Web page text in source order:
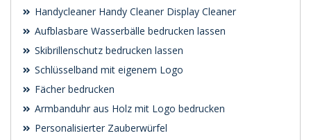
Handycleaner Handy Cleaner Display Cleaner
Aufblasbare Wasserbälle bedrucken lassen
Skibrillenschutz bedrucken lassen
Schlüsselband mit eigenem Logo
Fächer bedrucken
Armbanduhr aus Holz mit Logo bedrucken
Personalisierter Zauberwürfel